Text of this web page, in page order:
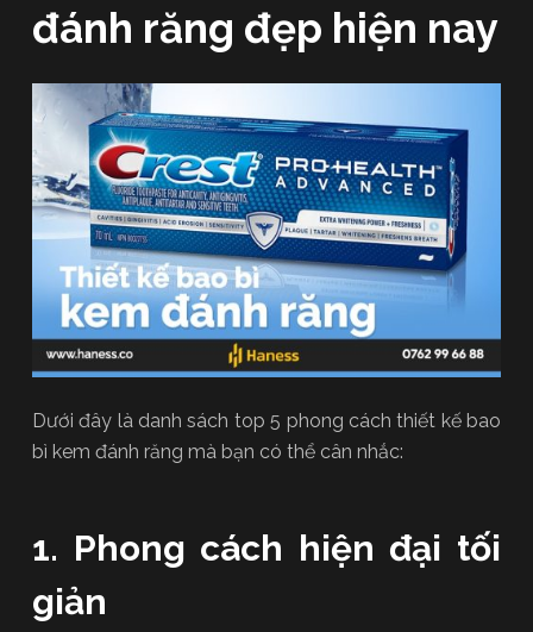
đánh răng đẹp hiện nay
Dưới đây là danh sách top 5 phong cách thiết kế bao
bì kem đánh răng mà bạn có thể cân nhắc:
1. Phong cách hiện đại tối
giản